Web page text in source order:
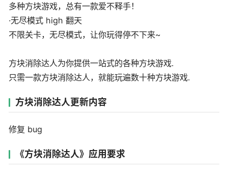
多种方块游戏，总有一款爱不释手！
·无尽模式 high 翻天
不限关卡，无尽模式，让你玩得停不下来~
方块消除达人为你提供一站式的各种方块游戏.
只需一款方块消除达人，就能玩遍数十种方块游戏.
方块消除达人更新内容
修复 bug
《方块消除达人》应用要求